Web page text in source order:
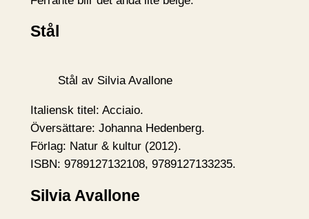
Stål
Stål av Silvia Avallone
Italiensk titel: Acciaio.
Översättare: Johanna Hedenberg.
Förlag: Natur & kultur (2012).
ISBN: 9789127132108, 9789127133235.
Silvia Avallone